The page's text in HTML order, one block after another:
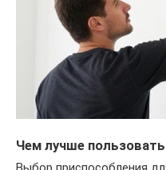
Чем лучше